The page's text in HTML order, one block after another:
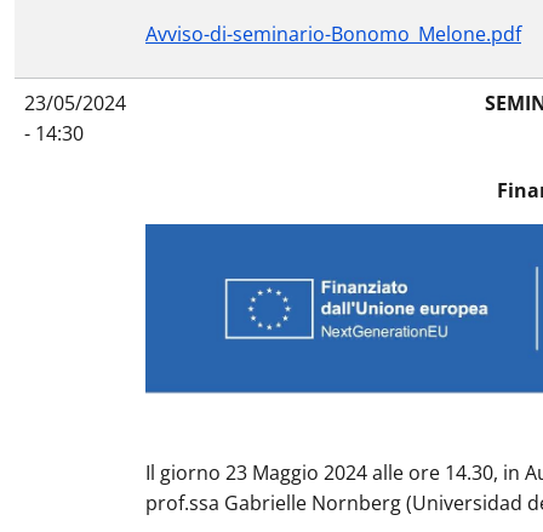
Avviso-di-seminario-Bonomo_Melone.pdf
23/05/2024
- 14:30
Il giorno 23 Maggio 2024 alle ore 14.30, in
prof.ssa Gabrielle Nornberg (Universidad